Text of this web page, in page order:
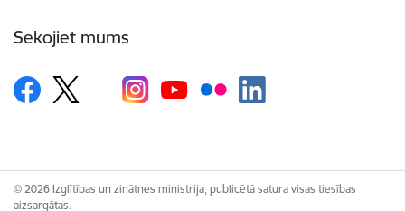
Sekojiet mums
© 2026 Izglītības un zinātnes ministrija, publicētā satura visas tiesības
aizsargātas.